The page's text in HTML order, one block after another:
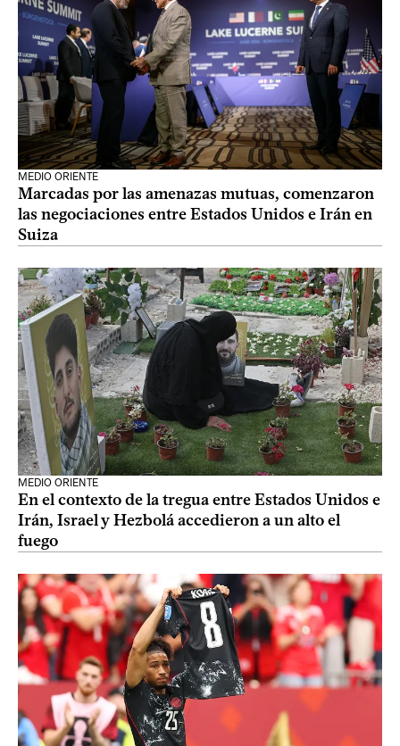
MEDIO ORIENTE
Marcadas por las amenazas mutuas, comenzaron
las negociaciones entre Estados Unidos e Irán en
Suiza
MEDIO ORIENTE
En el contexto de la tregua entre Estados Unidos e
Irán, Israel y Hezbolá accedieron a un alto el
fuego